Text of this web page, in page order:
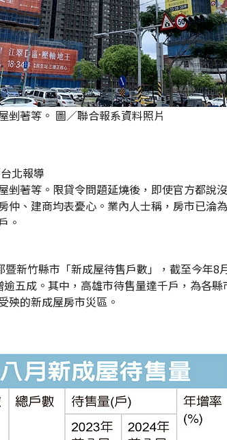
剉著等。 圖／聯合報系資料照片
北報導
剉著等。限貸令問題延燒後，即使官方都說
仲、建商均表憂心。業內人士稱，房市已淪
。
新竹縣市「新成屋待售戶數」，截至今年8
五成。其中，高雄市待售量達千戶，為各
殃的新成屋房市災區。